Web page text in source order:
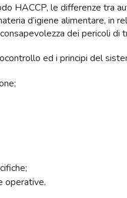
HACCP, le differenze tra
d’igiene alimentare, in
dei pericoli
ed i principi del
operative.